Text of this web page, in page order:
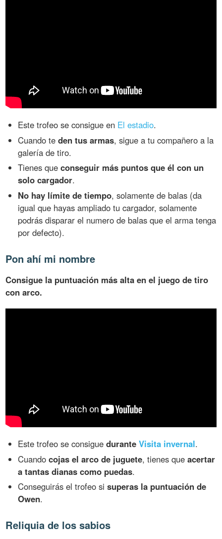
Este trofeo se consigue en El estadio.
Cuando teden tus armas, sigue a tu compañero a la
galería de tiro.
Tienes queconseguir más puntos que él con un
solo cargador.
No hay límite de tiempo, solamente de balas (da
igual que hayas ampliado tu cargador, solamente
podrás disparar el numero de balas que el arma tenga
por defecto).
Pon ahí mi nombre
Consigue la puntuación más alta en el juego de tiro
con arco.
Este trofeo se consigueduranteVisita invernal.
Cuandocojas el arco de juguete, tienes queacertar
a tantas dianas como puedas.
Conseguirás el trofeo sisuperas la puntuación de
Owen.
Reliquia de los sabios